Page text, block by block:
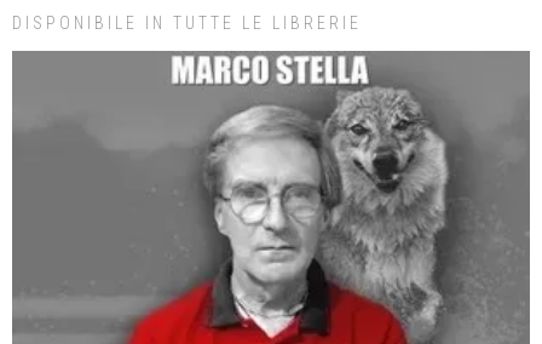
DISPONIBILE IN TUTTE LE LIBRERIE